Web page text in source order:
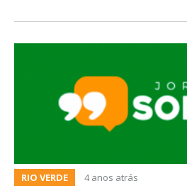
RIO VERDE 4 anos atrás